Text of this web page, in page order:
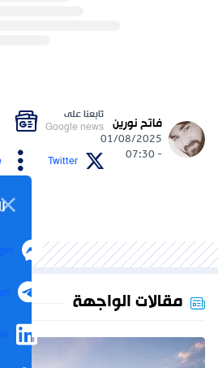
فاتح نورين
01/08/2025
- 07:30
تابعنا على
Google news
Twitter
مقالات الواجهة